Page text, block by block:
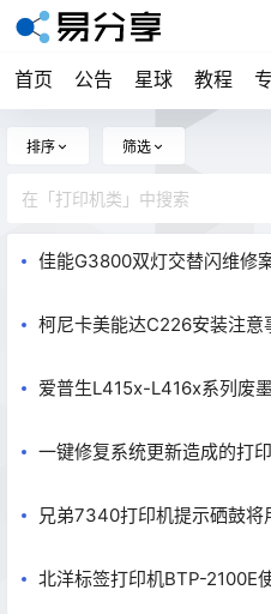
首页 公告 星球 教程
排序 筛选
佳能G3800双灯交替闪维修
柯尼卡美能达C226安装注意
爱普生L415x-L416x系列废
一键修复系统更新造成的打
兄弟7340打印机提示硒鼓将
北洋标签打印机BTP-2100E